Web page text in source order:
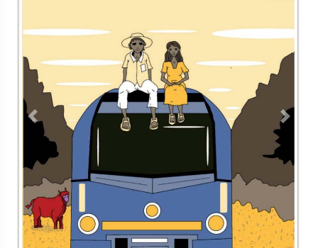
Contacto Directorio Aviso de privacidad
Copyright ©2026 Todos los derechos reservados | La Jornada
Maya